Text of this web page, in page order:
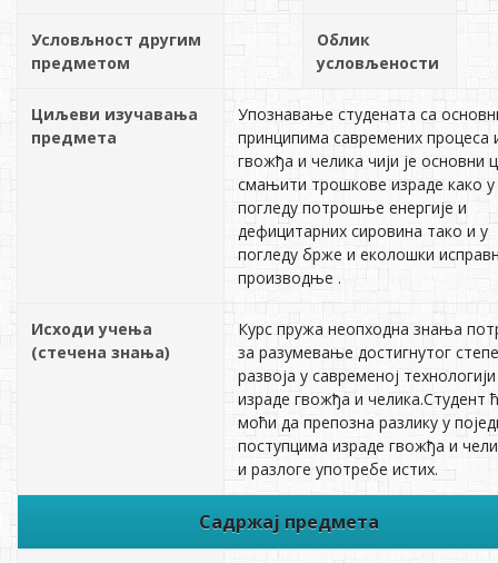
Условљност другим
предметом
Облик
условљености
Циљеви изучавања
предмета
Упознавање студената са
принципима савремених процеса
гвожђа и челика чији је основни
смањити трошкове израде како у
погледу потрошње енергије и
дефицитарних сировина тако и у
погледу брже и еколошки
производње .
Исходи учења
(стечена знања)
Курс пружа неопходна знања
за разумевање достигнутог
развоја у савременој технологији
израде гвожђа и челика.Студент
моћи да препозна разлику у
поступцима израде гвожђа и
и разлоге употребе истих.
Садржај предмета